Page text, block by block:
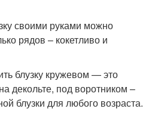
своими руками можно
рядов – кокетливо и
блузку кружевом — это
под воротником –
блузки для любого возраста.